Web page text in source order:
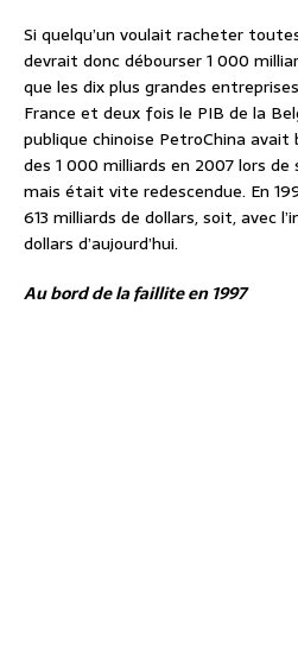
Si quelqu’un voulait racheter
devrait donc débourser 1 000
que les dix plus grandes
France et deux fois le PIB de la
publique chinoise PetroChina
des 1 000 milliards en 2007 lors
mais était vite redescendue. En
613 milliards de dollars, soit, avec
dollars d’aujourd’hui.
Au bord de la faillite en 1997